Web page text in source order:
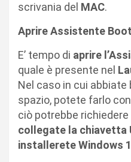
scrivania del MAC.
Aprire Assistente
E’ tempo di aprire
quale è presente nel
Nel caso in cui abbiate
spazio, potete farlo
ciò potrebbe
collegate la chiavetta
installerete Windows